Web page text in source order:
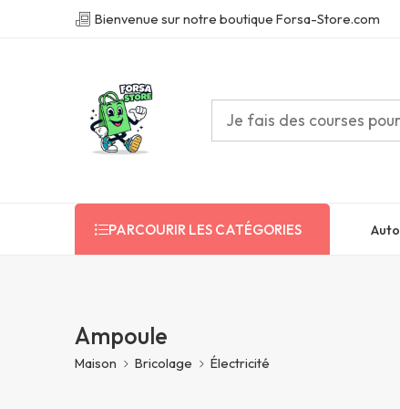
Bienvenue sur notre boutique Forsa-Store.com
PARCOURIR LES CATÉGORIES Auto
Ampoule
Maison Bricolage Électricité